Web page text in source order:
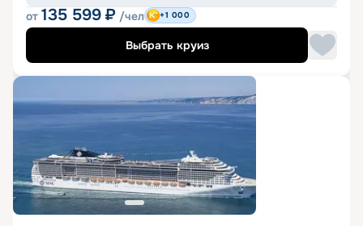
от 135 599 ₽ /чел +1 000
Выбрать круиз